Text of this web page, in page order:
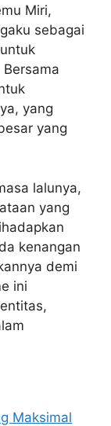
Miri,
sebagai
yang
yang
lalunya,
yang
kenangan
demi
ini
Maksimal